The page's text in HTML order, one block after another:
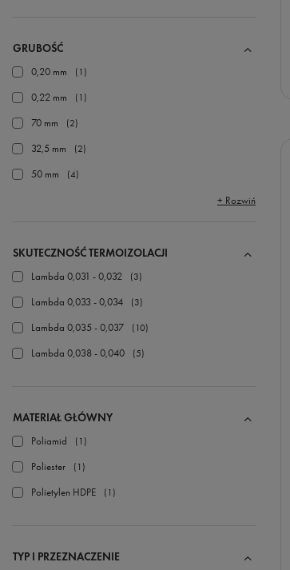
GRUBOŚĆ
0,20 mm 1
0,22 mm 1
70 mm 2
32,5 mm 2
50 mm 4
+ Rozwiń
SKUTECZNOŚĆ TERMOIZOLACJI
Lambda 0,031 - 0,032 3
Lambda 0,033 - 0,034 3
Lambda 0,035 - 0,037 10
Lambda 0,038 - 0,040 5
MATERIAŁ GŁÓWNY
Poliamid 1
Poliester 1
Polietylen HDPE 1
TYP I PRZEZNACZENIE